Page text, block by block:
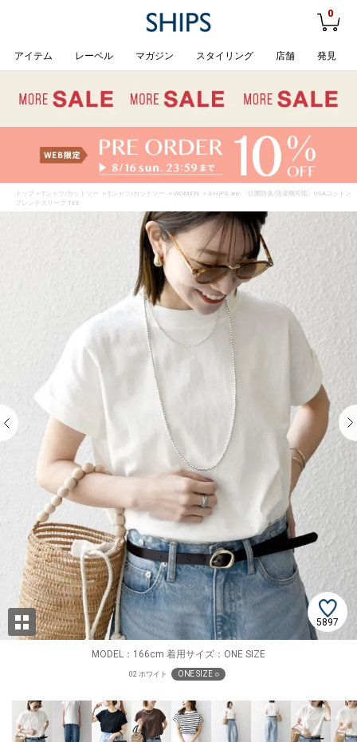
0
アイテム レーベル マガジン スタイリング 店舗 発見
トップ > Tシャツ/カットソー > Tシャツ/カットソー > WOMEN > SHIPS any:〈抗菌防臭/洗濯機可能〉USAコットン
フレンチスリーブ TEE
5897
MODEL：166cm 着用サイズ：ONE SIZE
02 ホワイト ONE SIZE ○